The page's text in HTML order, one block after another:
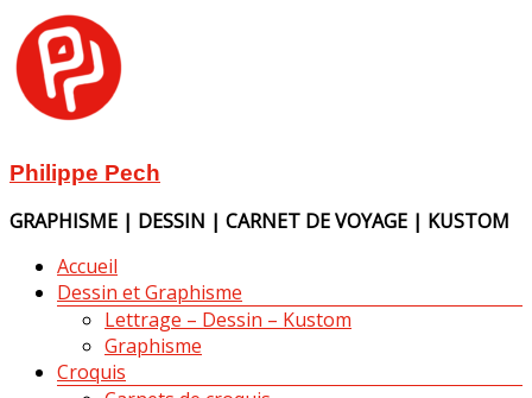
Aller
au
contenu
Philippe Pech
GRAPHISME | DESSIN | CARNET DE VOYAGE | KUSTOM
MenuAccueil
Dessin et Graphisme
Lettrage – Dessin – Kustom
Graphisme
Croquis